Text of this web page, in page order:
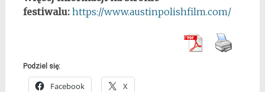
festiwalu: https://www.austinpolishfilm.com/
Podziel się:
Facebook X